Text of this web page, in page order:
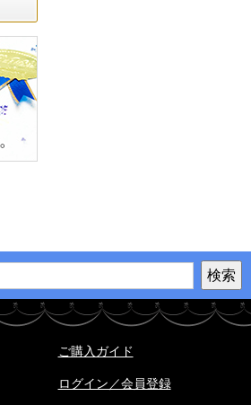
ご購入ガイド
ログイン／会員登録